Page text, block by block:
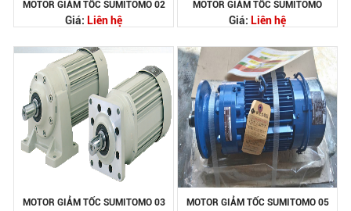
MOTOR GIẢM TỐC SUMITOMO 02
Giá: Liên hệ
MOTOR GIẢM TỐC SUMITOMO
Giá: Liên hệ
MOTOR GIẢM TỐC SUMITOMO 03 MOTOR GIẢM TỐC SUMITOMO 05